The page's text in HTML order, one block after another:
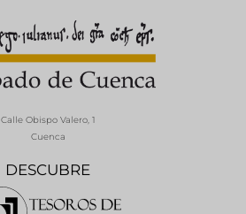
DESCUBRE
Calle Obispo Valero, 1
Cuenca